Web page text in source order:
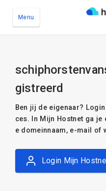
Menu
gistreerd
Ben jij de eigenaar?
ces. In Mijn Hostnet ga je
e domeinnaam, e-mail of
Login Mijn